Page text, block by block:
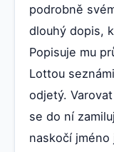
podrobně
dlouhý dopis,
Popisuje mu
Lottou
odjetý.
se do ní
naskočí